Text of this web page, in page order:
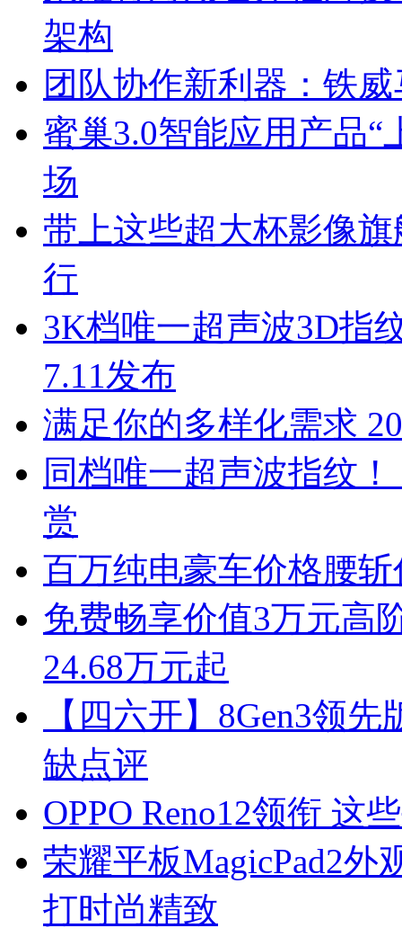
架构
团队协作新利器：铁
蜜巢3.0智能应用产品“
场
带上这些超大杯影像
行
3K档唯一超声波3D指
7.11发布
满足你的多样化需求
同档唯一超声波指纹！
赏
百万纯电豪车价格腰
免费畅享价值3万元高
24.68万元起
【四六开】8Gen3领
缺点评
OPPO Reno12领衔 这
荣耀平板MagicPad2外
打时尚精致